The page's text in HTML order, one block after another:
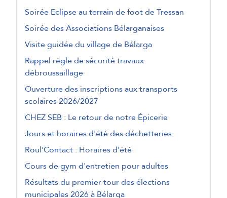
Soirée Eclipse au terrain de foot de Tressan
Soirée des Associations Bélarganaises
Visite guidée du village de Bélarga
Rappel règle de sécurité travaux
débroussaillage
Ouverture des inscriptions aux transports
scolaires 2026/2027
CHEZ SEB : Le retour de notre Épicerie
Jours et horaires d'été des déchetteries
Roul'Contact : Horaires d'été
Cours de gym d'entretien pour adultes
Résultats du premier tour des élections
municipales 2026 à Bélarga